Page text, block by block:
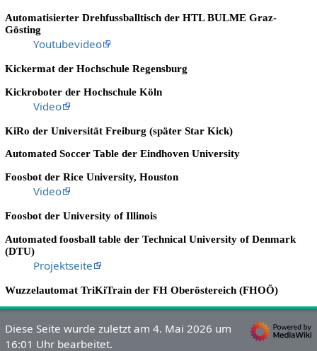
Automatisierter Drehfussballtisch der HTL BULME Graz-
Gösting
Youtubevideo
Kickermat der Hochschule Regensburg
Kickroboter der Hochschule Köln
Video
KiRo der Universität Freiburg (später Star Kick)
Automated Soccer Table der Eindhoven University
Foosbot der Rice University, Houston
Video
Foosbot der University of Illinois
Automated foosball table der Technical University of Denmark
(DTU)
Projektseite
Wuzzelautomat TriKiTrain der FH Oberöstereich (FHOÖ)
Diese Seite wurde zuletzt am 4. Mai 2026 um
16:01 Uhr bearbeitet.